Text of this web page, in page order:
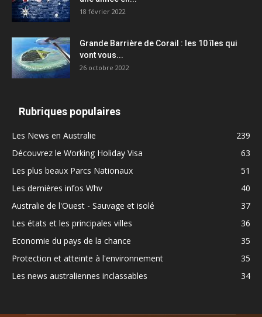
18 février 2022
Grande Barrière de Corail : les 10 îles qui
vont vous...
26 octobre 2022
Rubriques populaires
Les News en Australie
239
Découvrez le Working Holiday Visa
63
Les plus beaux Parcs Nationaux
51
Les dernières infos Whv
40
Australie de l'Ouest - Sauvage et isolé
37
Les états et les principales villes
36
Economie du pays de la chance
35
Protection et atteinte à l'environnement
35
Les news australiennes inclassables
34